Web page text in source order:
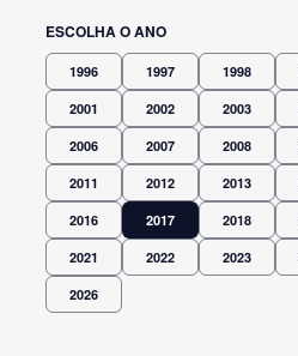
ESCOLHA O ANO
1996 1997 1998
2001 2002 2003
2006 2007 2008
2011 2012 2013
2016 2017 2018
2021 2022 2023
2026